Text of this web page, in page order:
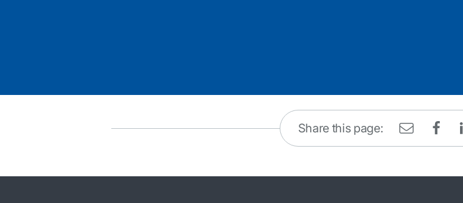
Share this page: